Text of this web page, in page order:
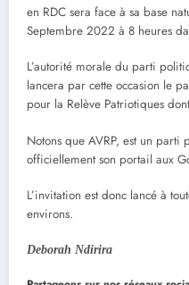
en RDC sera face à sa base
Septembre 2022 à 8 heures
L’autorité morale du parti
lancera par cette occasion le
pour la Relève Patriotiques
Notons que AVRP, est un
officiellement son portail aux
L’invitation est donc lancé à
environs.
Deborah Ndirira